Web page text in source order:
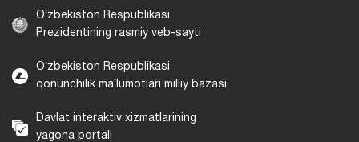
Oʻzbekiston Respublikasi
Prezidentining rasmiy veb-sayti
Oʻzbekiston Respublikasi
qonunchilik maʼlumotlari milliy bazasi
Davlat interaktiv xizmatlarining
yagona portali